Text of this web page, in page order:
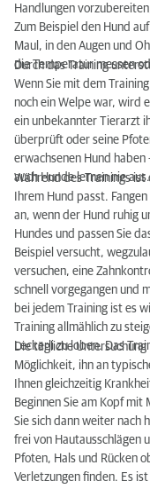
Handlungen
Zum Beispiel den Hund
Maul, in den Augen und
die Temperatur messen
Durch das Training
Wenn Sie mit dem
noch ein Welpe war, wird
ein unbekannter Tierarzt
überprüft oder seine
erwachsenen Hund haben
auch Hunde lernen nie aus.
Während des Trainings ist
Ihrem Hund passt.
an, wenn der Hund ruhig
Hundes und passen Sie
Beispiel versucht,
versuchen, eine
schnell vorgegangen und
bei jedem Training ist es
Training allmählich zu
Leckerli zu loben. Das
Die tägliche
Möglichkeit, ihn an
Ihnen gleichzeitig
Beginnen Sie am Kopf
Sie sich dann weiter nach
frei von Hautausschlägen
Pfoten, Hals und Rücken
Verletzungen finden. Es